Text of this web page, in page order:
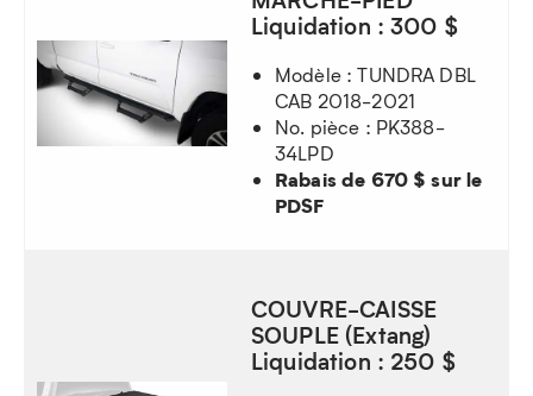
Liquidation : 300 $
Modèle : TUNDRA DBL
CAB 2018-2021
No. pièce : PK388-
34LPD
Rabais de 670 $ sur le
PDSF
COUVRE-CAISSE
SOUPLE (Extang)
Liquidation : 250 $